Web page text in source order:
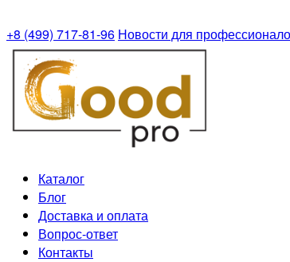
+8 (499) 717-81-96 Новости для
Каталог
Блог
Доставка и оплата
Вопрос-ответ
Контакты